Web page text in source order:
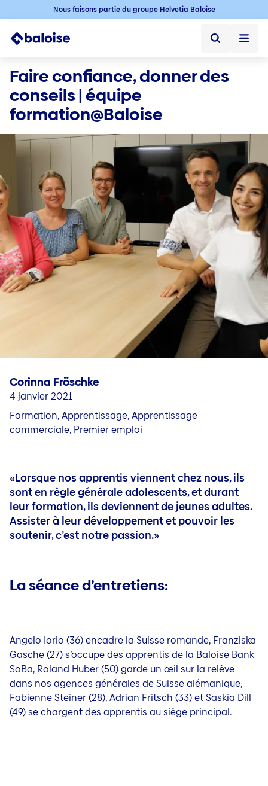
Nous faisons partie du groupe Helvetia Baloise
Home
Home ➞
Durabilité
Durabilité ➞
Jobs
Offres d'emploi ➞
Jobs en Suisse
Postes vacants
Baloise en tant qu' employeur
Premier emploi
Professionnel·les expérimenté·es​
Carrière dans le service externe
Jobs en nos sociétés nationales
Carrière en Liechtenstein
Jobblog
Personnes & stories
Conseils pour votre candidature et votre carrière
Faire confiance, donner des
conseils | équipe
formation@Baloise
Corinna Fröschke
4 janvier 2021
Formation, Apprentissage, Apprentissage
commerciale, Premier emploi
«Lorsque nos apprentis viennent chez nous, ils
sont en règle générale adolescents, et durant
leur formation, ils deviennent de jeunes adultes.
Assister à leur développement et pouvoir les
soutenir, c’est notre passion.»
La séance d’entretiens:
Angelo Iorio (36) encadre la Suisse romande, Franziska
Gasche (27) s’occupe des apprentis de la Baloise Bank
SoBa, Roland Huber (50) garde un œil sur la relève
dans nos agences générales de Suisse alémanique,
Fabienne Steiner (28), Adrian Fritsch (33) et Saskia Dill
(49) se chargent des apprentis au siège principal.